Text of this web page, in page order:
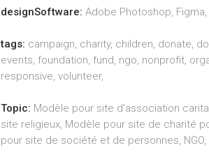
designSoftware: Adobe Photoshop,
tags: campaign, charity, children, donate,
events, foundation, fund, ngo, nonprofit,
responsive, volunteer,
Topic: Modèle pour site d’association
site religieux, Modèle pour site de charité
pour site de société et de personnes, NGO,